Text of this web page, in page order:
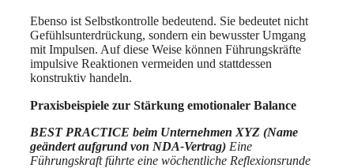
Ebenso ist Selbstkontrolle bedeutend. Sie bedeutet nicht
Gefühlsunterdrückung, sondern ein bewusster Umgang
mit Impulsen. Auf diese Weise können Führungskräfte
impulsive Reaktionen vermeiden und stattdessen
konstruktiv handeln.
Praxisbeispiele zur Stärkung emotionaler Balance
BEST PRACTICE beim Unternehmen XYZ (Name
geändert aufgrund von NDA-Vertrag) Eine
Führungskraft führte eine wöchentliche Reflexionsrunde